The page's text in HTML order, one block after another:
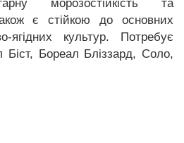
морозостійкість та
є стійкою до основних
ягідних культур. Потребує
Бореал Бліззард, Соло,